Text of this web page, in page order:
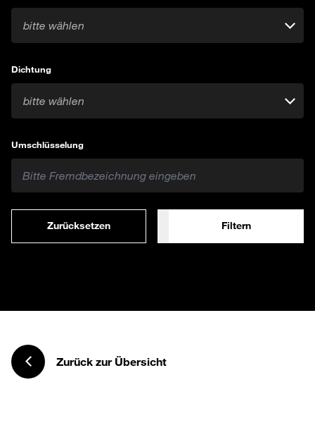
bitte wählen
Dichtung
bitte wählen
Umschlüsselung
Zurücksetzen Filtern
Zurück zur Übersicht